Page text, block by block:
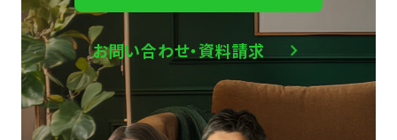
お問い合わせ・資料請求